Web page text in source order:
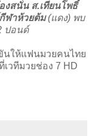
งสนั่น ส.เทียนโพธิ์
ฬาห้วยต้ม(แดง) พบ
ปอนด์
นให้แฟนมวยคนไทย
วทีมวยช่อง 7 HD